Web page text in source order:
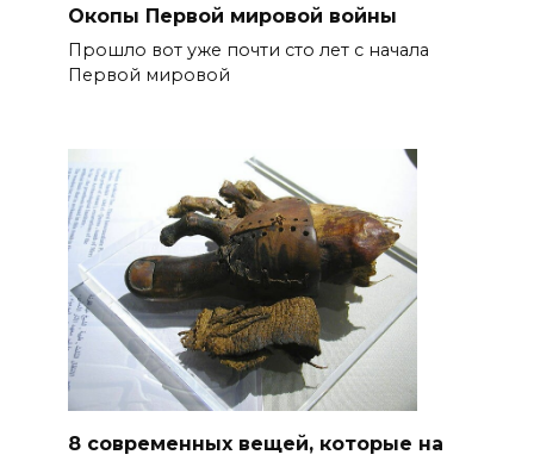
Окопы Первой мировой войны
Прошло вот уже почти сто лет с начала
Первой мировой
8 современных вещей, которые на